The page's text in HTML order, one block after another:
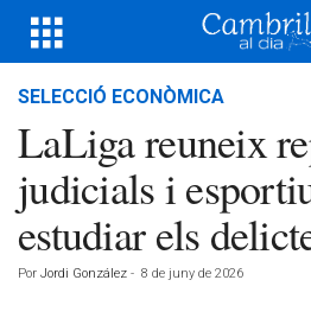
SELECCIÓ ECONÒMICA
LaLiga reuneix
judicials i
estudiar els
Por Jordi González - 8 de juny de 2026